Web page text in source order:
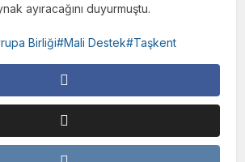
ayıracağını duyurmuştu.
Birliği#Mali Destek#Taşkent